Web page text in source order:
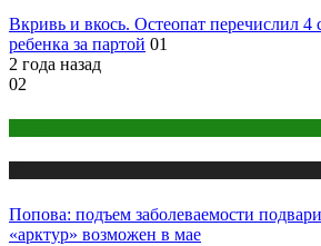
Вкривь и вкось. Остеопат перечислил
ребенка за партой 01
2 года назад
02
Попова: подъем заболеваемости
«арктур» возможен в мае